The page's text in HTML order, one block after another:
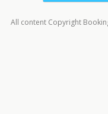
All content Copyright